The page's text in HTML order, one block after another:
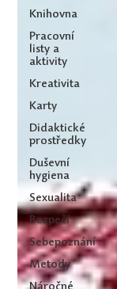
Knihovna
Pracovní
listy a
aktivity
Kreativita
Karty
Didaktické
prostředky
Duševní
hygiena
Sexualita
Bezpečí
Sebepoznání
Metody